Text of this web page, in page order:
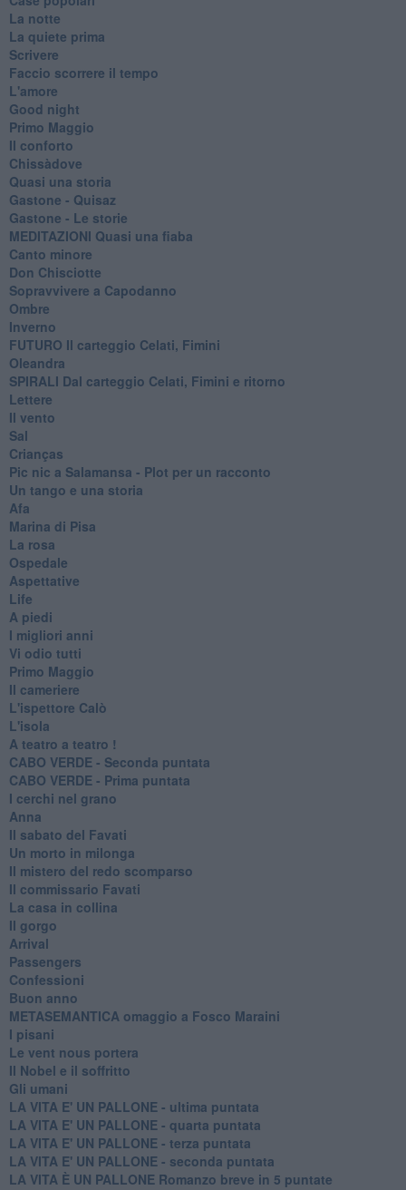
La notte
La quiete prima
Scrivere
Faccio scorrere il tempo
L'amore
Good night
Primo Maggio
Il conforto
Chissàdove
Quasi una storia
Gastone - Quisaz
Gastone - Le storie
MEDITAZIONI Quasi una fiaba
Canto minore
Don Chisciotte
Sopravvivere a Capodanno
Ombre
Inverno
FUTURO Il carteggio Celati, Fimini
Oleandra
SPIRALI Dal carteggio Celati, Fimini e ritorno
Lettere
Il vento
Sal
Crianças
Pic nic a Salamansa - Plot per un racconto
Un tango e una storia
Afa
Marina di Pisa
La rosa
Ospedale
Aspettative
Life
A piedi
I migliori anni
Vi odio tutti
Primo Maggio
Il cameriere
L'ispettore Calò
L'isola
A teatro a teatro !
CABO VERDE - Seconda puntata
CABO VERDE - Prima puntata
I cerchi nel grano
Anna
Il sabato del Favati
Un morto in milonga
Il mistero del redo scomparso
Il commissario Favati
La casa in collina
Il gorgo
Arrival
Passengers
Confessioni
Buon anno
METASEMANTICA omaggio a Fosco Maraini
I pisani
Le vent nous portera
Il Nobel e il soffritto
Gli umani
LA VITA E' UN PALLONE - ultima puntata
LA VITA E' UN PALLONE - quarta puntata
LA VITA E' UN PALLONE - terza puntata
LA VITA E' UN PALLONE - seconda puntata
LA VITA È UN PALLONE Romanzo breve in 5 puntate